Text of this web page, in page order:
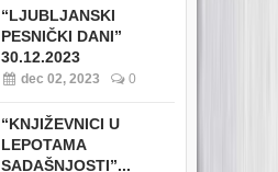
“LJUBLJANSKI
PESNIČKI DANI”
30.12.2023
dec 02, 2023 0
“KNJIŽEVNICI U
LEPOTAMA
SADAŠNJOSTI”...